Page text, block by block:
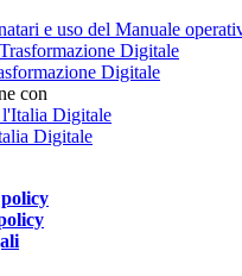
e uso del Manuale
Digitale
con
Digitale